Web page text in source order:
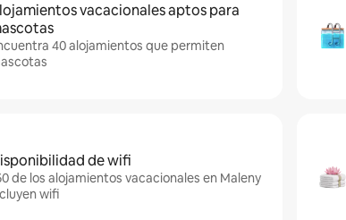
vacacionales aptos para
40 alojamientos que permiten
de wifi
de los alojamientos vacacionales en Maleny
wifi